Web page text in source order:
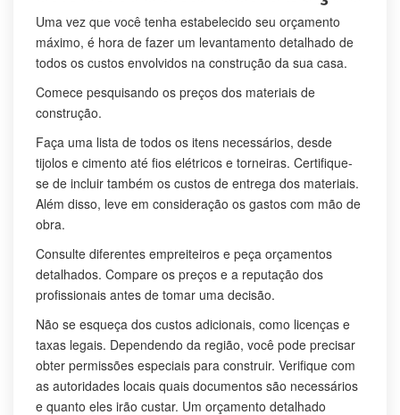
Uma vez que você tenha estabelecido seu orçamento
máximo, é hora de fazer um levantamento detalhado de
todos os custos envolvidos na construção da sua casa.
Comece pesquisando os preços dos materiais de
construção.
Faça uma lista de todos os itens necessários, desde
tijolos e cimento até fios elétricos e torneiras. Certifique-
se de incluir também os custos de entrega dos materiais.
Além disso, leve em consideração os gastos com mão de
obra.
Consulte diferentes empreiteiros e peça orçamentos
detalhados. Compare os preços e a reputação dos
profissionais antes de tomar uma decisão.
Não se esqueça dos custos adicionais, como licenças e
taxas legais. Dependendo da região, você pode precisar
obter permissões especiais para construir. Verifique com
as autoridades locais quais documentos são necessários
e quanto eles irão custar. Um orçamento detalhado